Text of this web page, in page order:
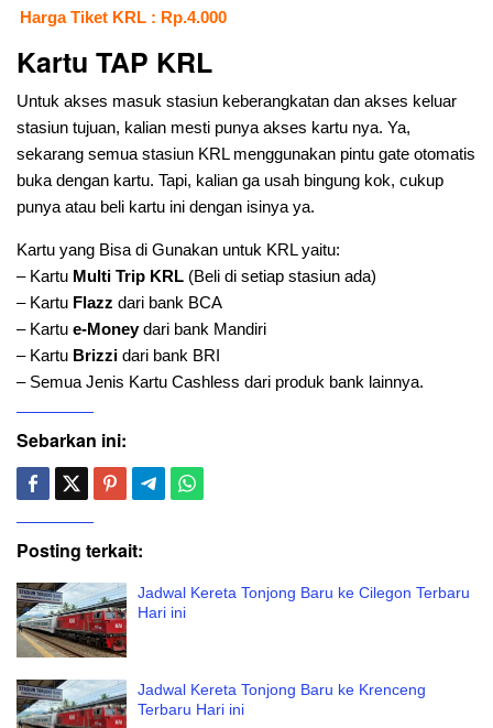
Harga Tiket KRL : Rp.4.000
Kartu TAP KRL
Untuk akses masuk stasiun keberangkatan dan akses keluar
stasiun tujuan, kalian mesti punya akses kartu nya. Ya,
sekarang semua stasiun KRL menggunakan pintu gate otomatis
buka dengan kartu. Tapi, kalian ga usah bingung kok, cukup
punya atau beli kartu ini dengan isinya ya.
Kartu yang Bisa di Gunakan untuk KRL yaitu:
– Kartu Multi Trip KRL (Beli di setiap stasiun ada)
– Kartu Flazz dari bank BCA
– Kartu e-Moneydari bank Mandiri
– Kartu Brizzi dari bank BRI
– Semua Jenis Kartu Cashless dari produk bank lainnya.
Sebarkan ini:
Posting terkait:
Jadwal Kereta Tonjong Baru ke Cilegon Terbaru
Hari ini
Jadwal Kereta Tonjong Baru ke Krenceng
Terbaru Hari ini